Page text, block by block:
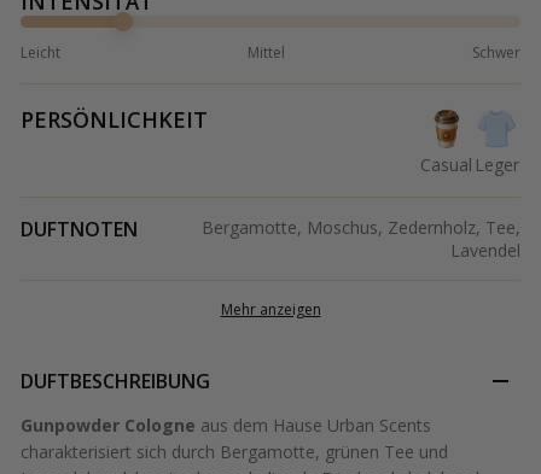
Leicht Mittel Schwer
PERSÖNLICHKEIT
Casual Leger
DUFTNOTEN
Bergamotte, Moschus, Zedernholz, Tee,
Lavendel
Mehr anzeigen
DUFTBESCHREIBUNG
Gunpowder Cologne aus dem Hause Urban Scents
charakterisiert sich durch Bergamotte, grünen Tee und